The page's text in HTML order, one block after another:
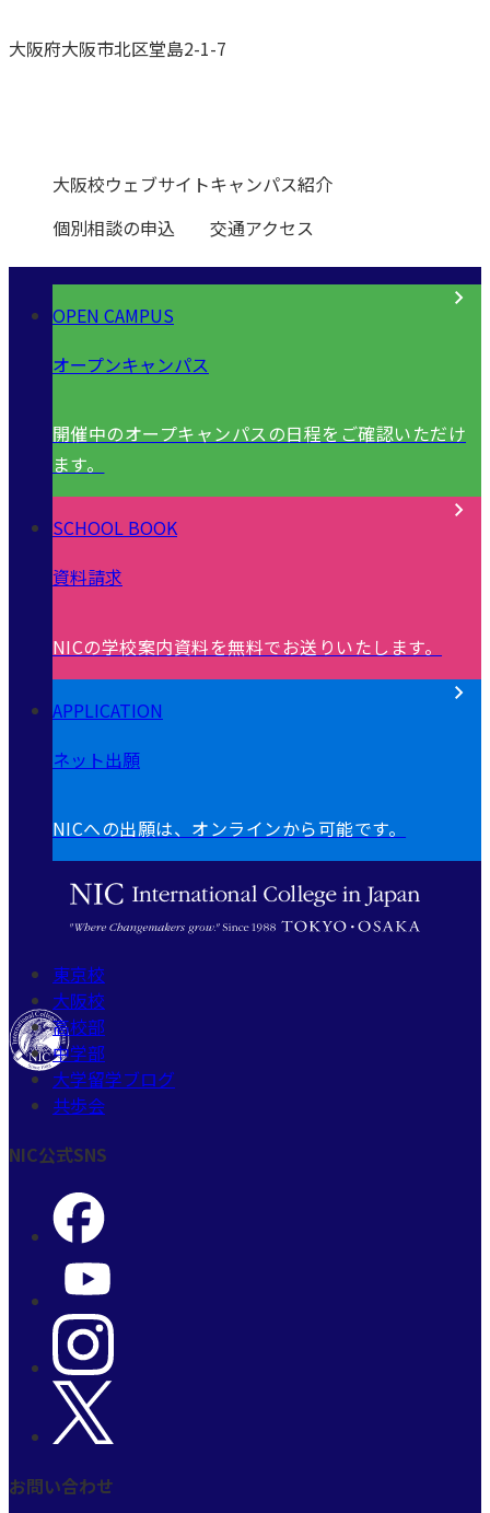
大阪府大阪市北区堂島2-1-7
大阪校ウェブサイトキャンパス紹介
個別相談の申込
交通アクセス
OPEN CAMPUS
オープンキャンパス
開催中のオープキャンパスの日程をご確認いただけ
ます。
SCHOOL BOOK
資料請求
NICの学校案内資料を無料でお送りいたします。
APPLICATION
ネット出願
NICへの出願は、オンラインから可能です。
東京校
大阪校
高校部
中学部
大学留学ブログ
共歩会
NIC公式SNS
お問い合わせ